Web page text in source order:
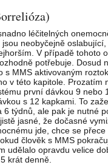
léčitelných
neobyčejně
V případě tohoto
potřebuje. Dosud
s MMS aktivovaným
v této kapitole. Prozatím
první dávkou 9 nebo
s 12 kapkami. To
6 týdnů, ale pak je nutné
jasné, že dočasné
jde, chce se přece
člověk s MMS
udělalo opravdu velice
krát denně.